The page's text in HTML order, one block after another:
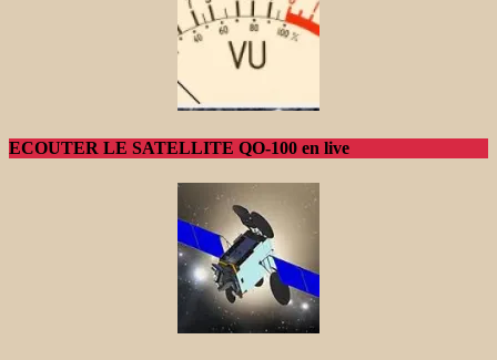
ECOUTER LE SATELLITE QO-100 en live